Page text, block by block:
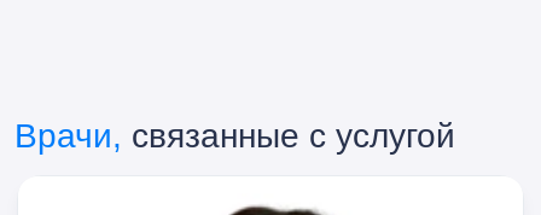
Врачи, связанные с услугой